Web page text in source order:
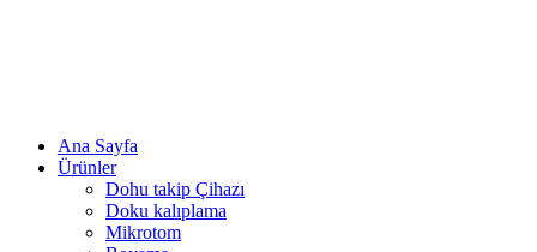
Ana Sayfa
Ürünler
Dohu takip Çihazı
Doku kalıplama
Mikrotom